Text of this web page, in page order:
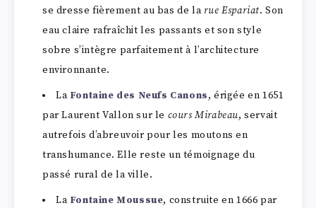
se dresse fièrement au bas de la rue Espariat. Son
eau claire rafraîchit les passants et son style
sobre s’intègre parfaitement à l’architecture
environnante.
LaFontaine des Neufs Canons, érigée en 1651
par Laurent Vallon sur le cours Mirabeau, servait
autrefois d’abreuvoir pour les moutons en
transhumance. Elle reste un témoignage du
passé rural de la ville.
La Fontaine Moussue, construite en 1666 par